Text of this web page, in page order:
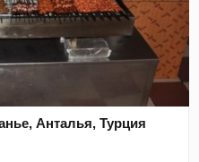
Анталья, Турция